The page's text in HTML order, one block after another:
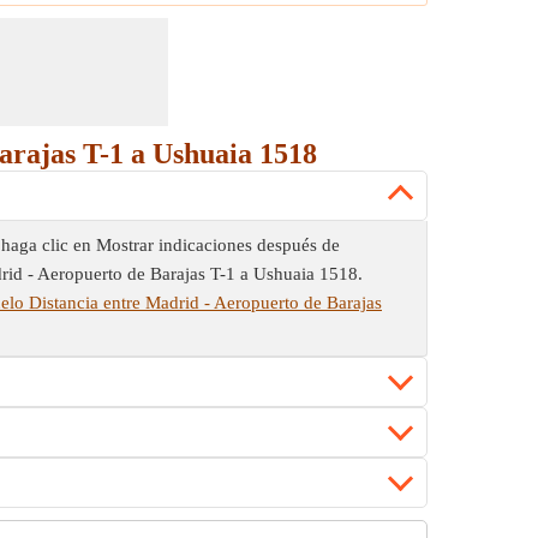
T-1 a Ushuaia 1518
clic en Mostrar indicaciones después de
- Aeropuerto de Barajas T-1 a Ushuaia 1518.
Distancia entre Madrid - Aeropuerto de Barajas